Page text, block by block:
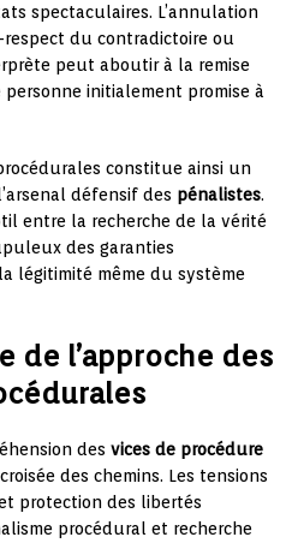
spectaculaires. L’annulation
du contradictoire ou
peut aboutir à la remise
initialement promise à
constitue ainsi un
défensif des pénalistes.
entre la recherche de la vérité
des garanties
légitimité même du système
de l’approche des
des vices de procédure
des chemins. Les tensions
protection des libertés
procédural et recherche